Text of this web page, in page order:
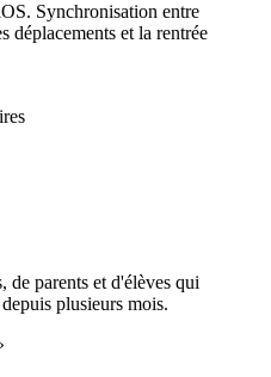
Synchronisation entre
déplacements et la rentrée
de parents et d'élèves qui
plusieurs mois.